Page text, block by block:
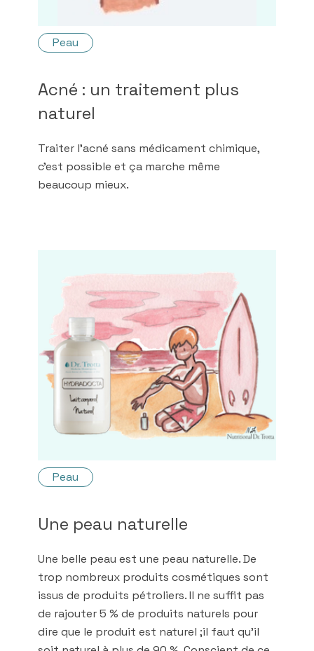
Peau
Acné : un traitement plus
naturel
Traiter l'acné sans médicament chimique,
c'est possible et ça marche même
beaucoup mieux.
Peau
Une peau naturelle
Une belle peau est une peau naturelle. De
trop nombreux produits cosmétiques sont
issus de produits pétroliers. Il ne suffit pas
de rajouter 5 % de produits naturels pour
dire que le produit est naturel ;il faut qu'il